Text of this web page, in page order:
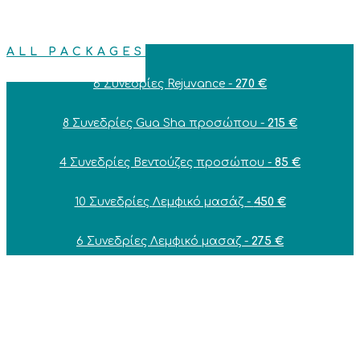
ALL PACKAGES
6 Συνεδρίες Rejuvance - 270 €
8 Συνεδρίες Gua Sha προσώπου - 215 €
4 Συνεδρίες Βεντούζες προσώπου - 85 €
10 Συνεδρίες Λεμφικό μασάζ - 450 €
6 Συνεδρίες Λεμφικό μασαζ - 275 €